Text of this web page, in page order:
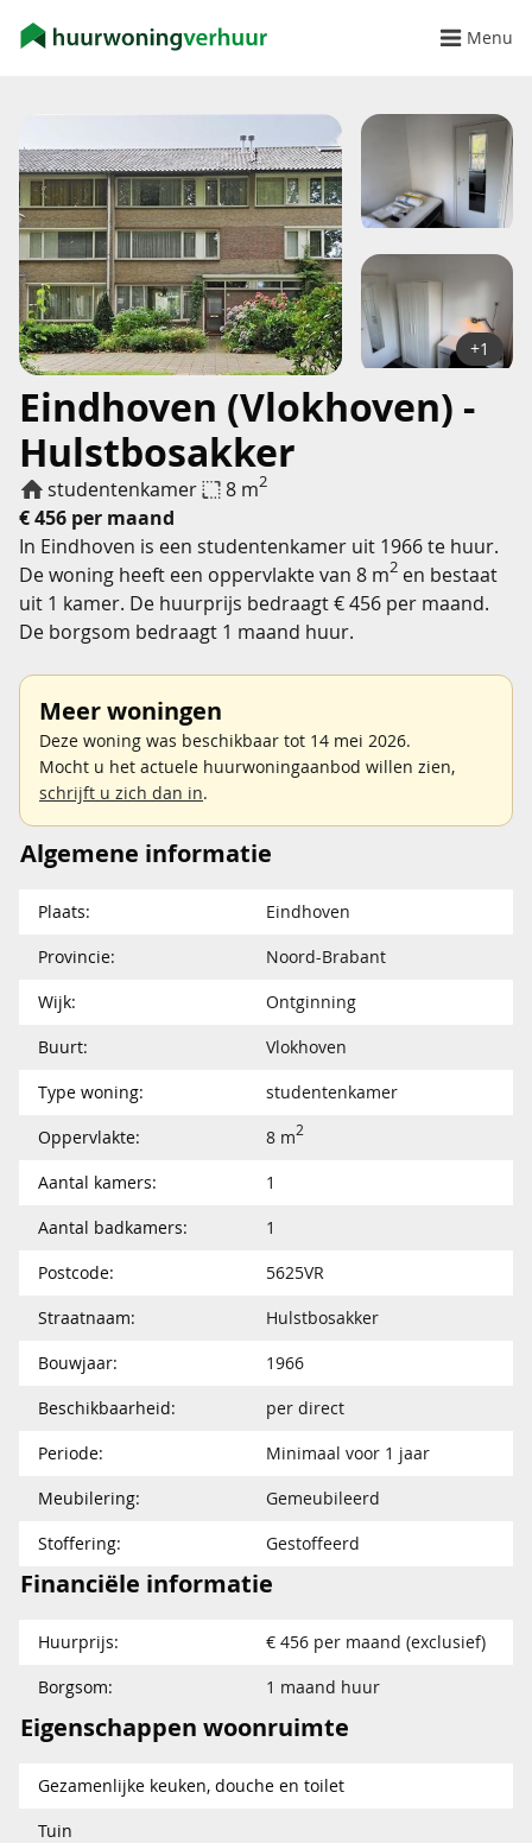
Menu
Eindhoven (Vlokhoven) -
Hulstbosakker
studentenkamer 8 m2
€ 456 per maand
+1
In Eindhoven is een studentenkamer uit 1966 te huur.
De woning heeft een oppervlakte van 8 m2 en bestaat
uit 1 kamer. De huurprijs bedraagt € 456 per maand.
De borgsom bedraagt 1 maand huur.
Meer woningen
Deze woning was beschikbaar tot 14 mei 2026.
Mocht u het actuele huurwoningaanbod willen zien,
schrijft u zich dan in.
Algemene informatie
Plaats:
Eindhoven
Provincie:
Noord-Brabant
Wijk:
Ontginning
Buurt:
Vlokhoven
Type woning:
studentenkamer
Oppervlakte:
8 m2
Aantal kamers:
1
Aantal badkamers:
1
Postcode:
5625VR
Straatnaam:
Hulstbosakker
Bouwjaar:
1966
Beschikbaarheid:
per direct
Periode:
Minimaal voor 1 jaar
Meubilering:
Gemeubileerd
Stoffering:
Gestoffeerd
Financiële informatie
Huurprijs:
€ 456 per maand (exclusief)
Borgsom:
1 maand huur
Eigenschappen woonruimte
Gezamenlijke keuken, douche en toilet
Tuin